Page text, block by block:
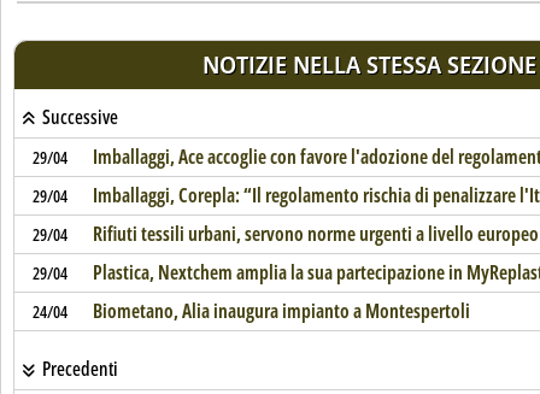
NOTIZIE NELLA STESSA SEZIONE
Successive
29/04 Imballaggi, Ace accoglie con favore l'adozione del
29/04 Imballaggi, Corepla: “Il regolamento rischia di penalizzare
29/04 Rifiuti tessili urbani, servono norme urgenti a livello europeo
29/04 Plastica, Nextchem amplia la sua partecipazione in
24/04 Biometano, Alia inaugura impianto a Montespertoli
Precedenti